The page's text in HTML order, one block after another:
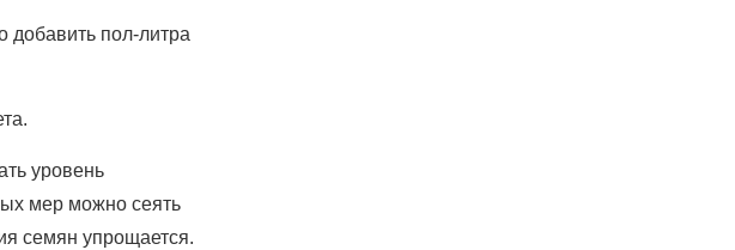
добавить пол-литра
уровень
мер можно сеять
семян упрощается.